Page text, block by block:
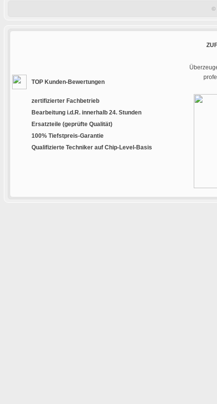
©
TOP Kunden-Bewertungen
zertifizierter Fachbetrieb
Bearbeitung i.d.R. innerhalb 24. Stunden
Ersatzteile (geprüfte Qualität)
100% Tiefstpreis-Garantie
Qualifizierte Techniker auf Chip-Level-Basis